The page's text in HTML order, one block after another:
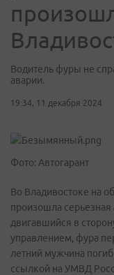
Водитель фуры не
аварии.
19:34, 11 декабря 2024
Фото: Автогарант
Во Владивостоке на
произошла серьезная
двигавшийся в
управлением, фура
летний мужчина
ссылкой на УМВД